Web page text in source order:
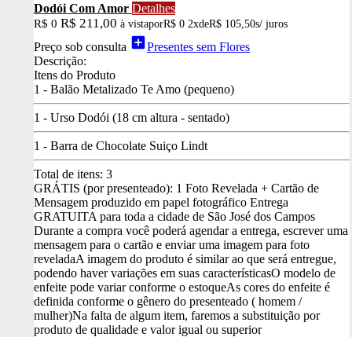
Dodói Com Amor Detalhes
R$ 0 R$ 211,00 à vistaporR$ 0 2xdeR$ 105,50s/ juros
Preço sob consulta add_boxPresentes sem Flores
Descrição:
Itens do Produto
1 - Balão Metalizado Te Amo (pequeno)
1 - Urso Dodói (18 cm altura - sentado)
1 - Barra de Chocolate Suiço Lindt
Total de itens: 3
GRÁTIS (por presenteado): 1 Foto Revelada + Cartão de
Mensagem produzido em papel fotográfico Entrega
GRATUITA para toda a cidade de São José dos Campos
Durante a compra você poderá agendar a entrega, escrever uma
mensagem para o cartão e enviar uma imagem para foto
reveladaA imagem do produto é similar ao que será entregue,
podendo haver variações em suas característicasO modelo de
enfeite pode variar conforme o estoqueAs cores do enfeite é
definida conforme o gênero do presenteado ( homem /
mulher)Na falta de algum item, faremos a substituição por
produto de qualidade e valor igual ou superior